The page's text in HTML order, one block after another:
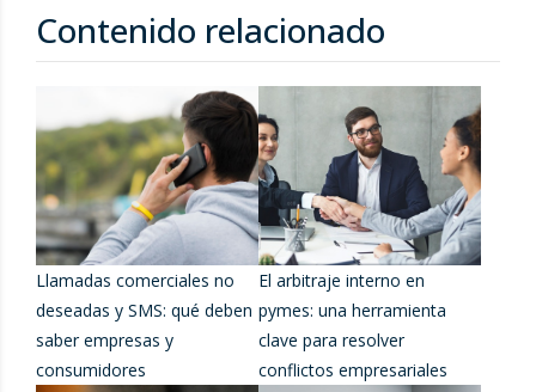
Contenido relacionado
Llamadas comerciales no
deseadas y SMS: qué deben
saber empresas y
consumidores
El arbitraje interno en
pymes: una herramienta
clave para resolver
conflictos empresariales